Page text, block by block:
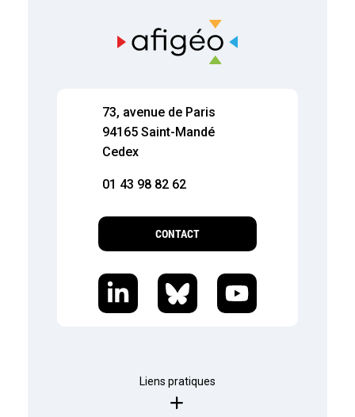
73, avenue de Paris
94165 Saint-Mandé
Cedex
01 43 98 82 62
CONTACT
Liens pratiques